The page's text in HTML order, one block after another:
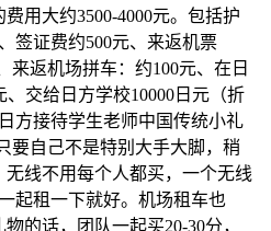
费用大约3500-4000元。包括护
签证费约500元、来返机票
来返机场拼车：约100元、在日
、交给日方学校10000 日元（折
方接待学生老师中国传统小礼
要自己不是特别大手大脚，稍
无线不用每个人都买，一个无线
起租一下就好。机场租车也
的话，团队一起买20-30分，